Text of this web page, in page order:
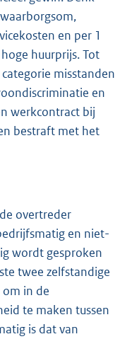
en per 1
huurprijs. Tot
misstanden
en
werkcontract bij
bestraft met het
overtreder
en niet-
wordt gesproken
twee zelfstandige
in de
te maken tussen
is dat van